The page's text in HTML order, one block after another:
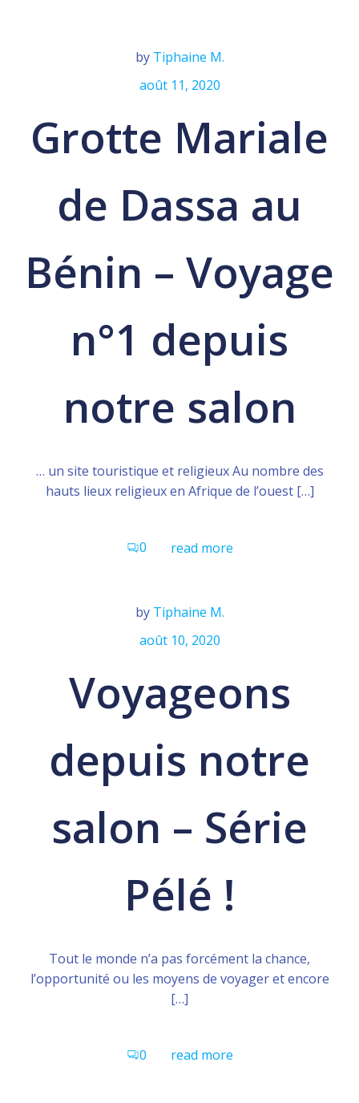
by Tiphaine M.
août 11, 2020
Grotte Mariale
de Dassa au
Bénin – Voyage
n°1 depuis
notre salon
… un site touristique et religieux Au nombre des
hauts lieux religieux en Afrique de l’ouest […]
0 read more
by Tiphaine M.
août 10, 2020
Voyageons
depuis notre
salon – Série
Pélé !
Tout le monde n’a pas forcément la chance,
l’opportunité ou les moyens de voyager et encore
[…]
0 read more